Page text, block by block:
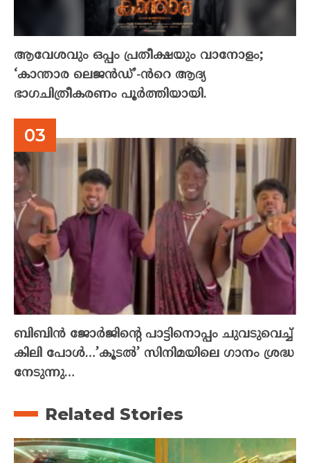
ആവേശവും ഒപ്പം പ്രതീക്ഷയും വാനോളം;
‘കാന്താര ലെജൻഡ്’-ൻറെ ആദ്യ
ഭാഗചിത്രീകരണം പൂർത്തിയായി.
ബിബിൻ ജോർജിന്റെ പാട്ടിനൊപ്പം ചുവടുവെച്ച്
കിലി പോൾ…’കൂടൽ’ സിനിമയിലെ ഗാനം ശ്രദ്ധ
നേടുന്നു…
Related Stories